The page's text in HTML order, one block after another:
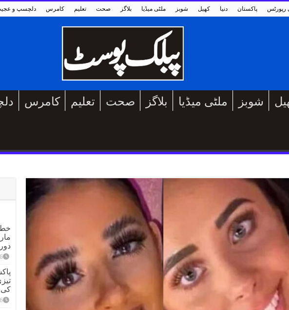
دلچسپ و کامرس تعلیم صحت بلاگز ملٹی میڈیا شوبز کھیل دنیا پاکستان
کامرس تعلیم صحت بلاگز ملٹی میڈیا شوبز
کی